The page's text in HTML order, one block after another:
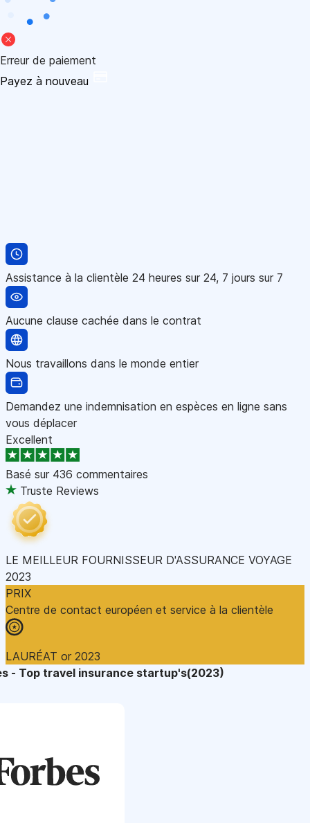
Erreur de paiement
Payez à nouveau
Assistance à la clientèle 24 heures sur 24, 7 jours sur 7
Aucune clause cachée dans le contrat
Nous travaillons dans le monde entier
Demandez une indemnisation en espèces en ligne sans
vous déplacer
Excellent
Basé sur 436 commentaires
Truste Reviews
LE MEILLEUR FOURNISSEUR D'ASSURANCE VOYAGE
2023
PRIX
Centre de contact européen et service à la clientèle
LAURÉAT or 2023
- Top travel insurance startup's(2023)